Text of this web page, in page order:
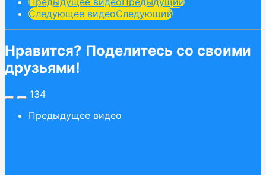
Следующее видеоСледующий
Нравится? Поделитесь со своими
друзьями!
134
Предыдущее видео